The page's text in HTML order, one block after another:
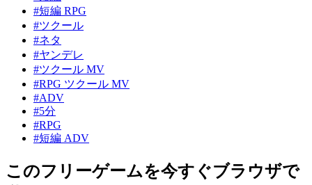
#短編 RPG
#ツクール
#ネタ
#ヤンデレ
#ツクール MV
#RPG ツクール MV
#ADV
#5分
#RPG
#短編 ADV
このフリーゲームを今すぐブラウザで